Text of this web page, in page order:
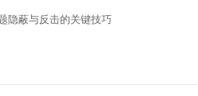
隐蔽与反击的关键技巧